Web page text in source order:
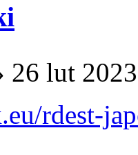
lut
rdest-